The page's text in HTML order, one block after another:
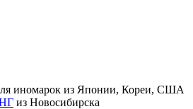
иномарок из Японии, Кореи, США
из Новосибирска